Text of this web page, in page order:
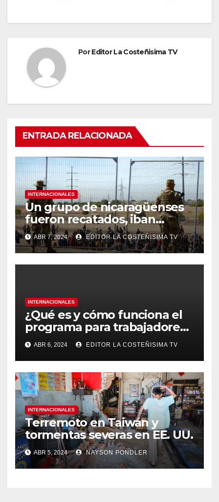
PorEditor La Costeñisima TV
ENTRADA RELACIONADA
INTERNACIONALES
Un grupo de nicaragüenses
fueron recatados, iban
hacinados en un furgón en
México
ABR 7, 2024 EDITOR LA COSTEÑISIMA TV
INTERNACIONALES
¿Qué es y cómo funciona el
programa para trabajadores
migrantes de Panamá y
Nicaragua en Costa Rica?
ABR 6, 2024 EDITOR LA COSTEÑISIMA TV
INTERNACIONALES
Terremoto en Taiwán y
tormentas severas en EE. UU.￼
ABR 5, 2024 NAYSON PONDLER